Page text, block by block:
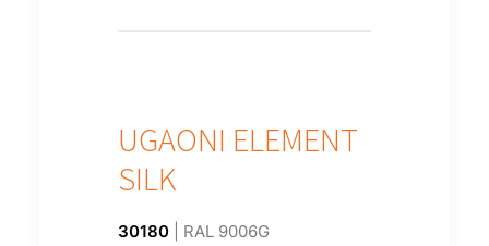
UGAONI ELEMENT
SILK
30180 | RAL 9006G